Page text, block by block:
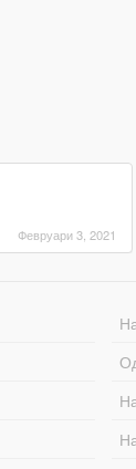
Февруари 3, 2021